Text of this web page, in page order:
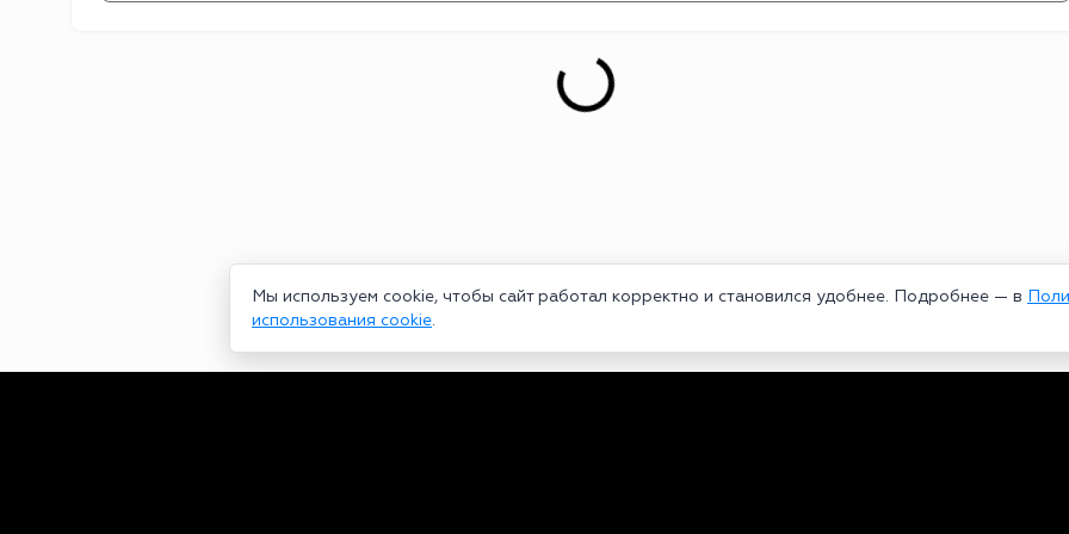
Мы используем cookie, чтобы сайт работал корректно и становился удобнее. Подробнее — в
использования cookie.